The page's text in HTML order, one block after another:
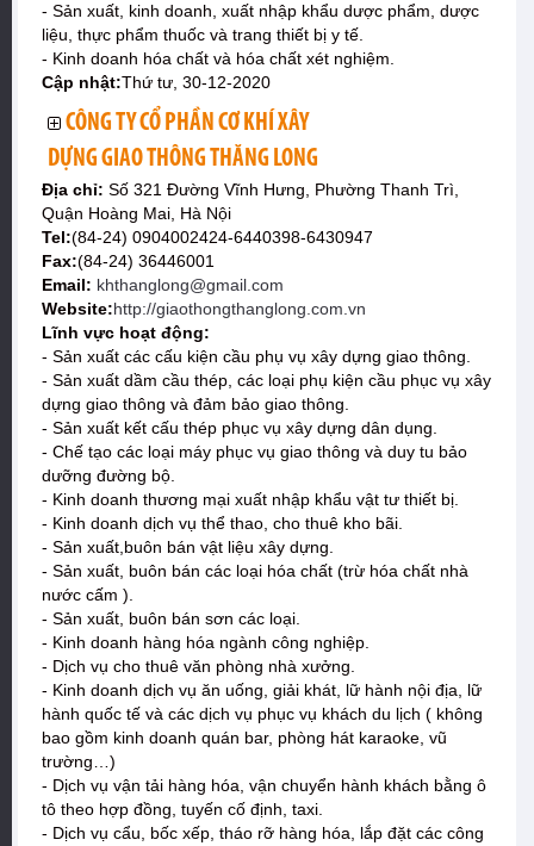
- Sản xuất, kinh doanh, xuất nhập khẩu dược phẩm, dược
liệu, thực phẩm thuốc và trang thiết bị y tế.
- Kinh doanh hóa chất và hóa chất xét nghiệm.
Cập nhật:Thứ tư, 30-12-2020
CÔNG TY CỔ PHẦN CƠ KHÍ XÂY
DỰNG GIAO THÔNG THĂNG LONG
Địa chỉ: Số 321 Đường Vĩnh Hưng, Phường Thanh Trì,
Quận Hoàng Mai, Hà Nội
Tel:(84-24) 0904002424-6440398-6430947
Fax:(84-24) 36446001
Email: khthanglong@gmail.com
Website:http://giaothongthanglong.com.vn
Lĩnh vực hoạt động:
- Sản xuất các cấu kiện cầu phụ vụ xây dựng giao thông.
- Sản xuất dầm cầu thép, các loại phụ kiện cầu phục vụ xây
dựng giao thông và đảm bảo giao thông.
- Sản xuất kết cấu thép phục vụ xây dựng dân dụng.
- Chế tạo các loại máy phục vụ giao thông và duy tu bảo
dưỡng đường bộ.
- Kinh doanh thương mại xuất nhập khẩu vật tư thiết bị.
- Kinh doanh dịch vụ thể thao, cho thuê kho bãi.
- Sản xuất,buôn bán vật liệu xây dựng.
- Sản xuất, buôn bán các loại hóa chất (trừ hóa chất nhà
nước cấm ).
- Sản xuất, buôn bán sơn các loại.
- Kinh doanh hàng hóa ngành công nghiệp.
- Dịch vụ cho thuê văn phòng nhà xưởng.
- Kinh doanh dịch vụ ăn uống, giải khát, lữ hành nội địa, lữ
hành quốc tế và các dịch vụ phục vụ khách du lịch ( không
bao gồm kinh doanh quán bar, phòng hát karaoke, vũ
trường…)
- Dịch vụ vận tải hàng hóa, vận chuyển hành khách bằng ô
tô theo hợp đồng, tuyến cố định, taxi.
- Dịch vụ cẩu, bốc xếp, tháo rỡ hàng hóa, lắp đặt các công